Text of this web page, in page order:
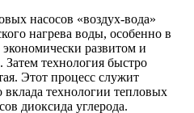
насосов «воздух-вода»
нагрева воды, особенно в
развитом и
Затем технология быстро
Этот процесс служит
вклада технологии тепловых
диоксида углерода.